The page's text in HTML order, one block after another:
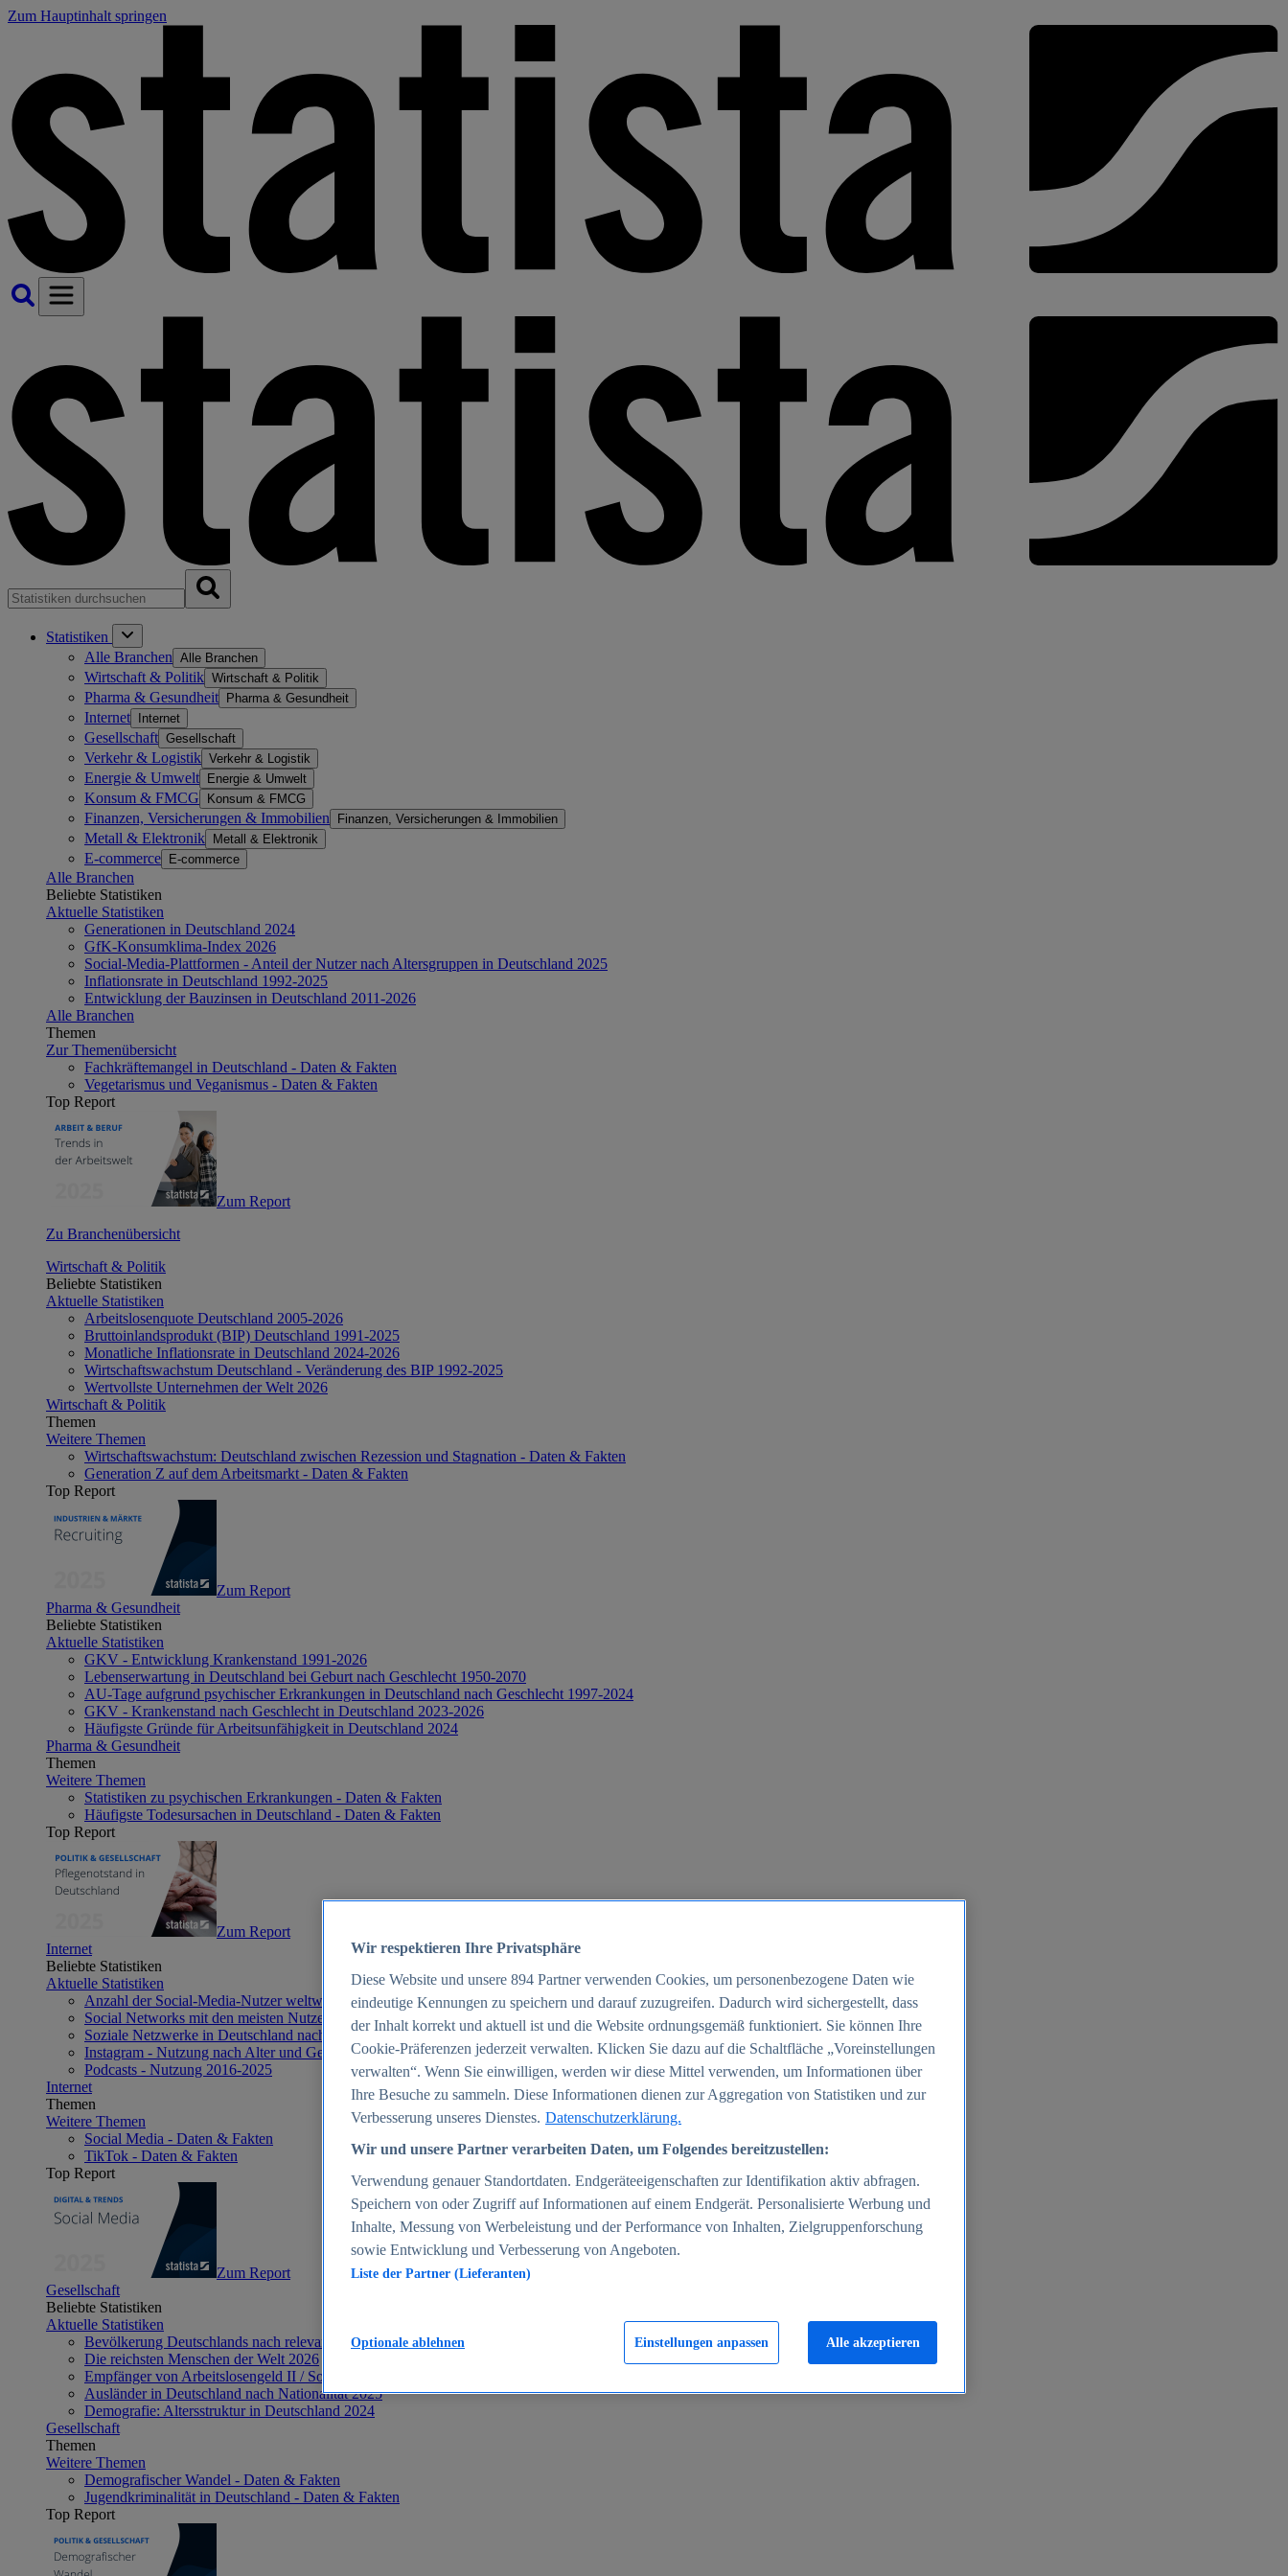
Zum Hauptinhalt springen
Statistiken
Alle Branchen Alle Branchen
Wirtschaft & Politik Wirtschaft & Politik
Pharma & Gesundheit Pharma & Gesundheit
Internet Internet
Gesellschaft Gesellschaft
Verkehr & Logistik Verkehr & Logistik
Energie & Umwelt Energie & Umwelt
Konsum & FMCG Konsum & FMCG
Finanzen, Versicherungen & Immobilien Finanzen, Versicherungen & Immobilien
Metall & Elektronik Metall & Elektronik
E-commerce E-commerce
Alle Branchen
Beliebte Statistiken
Aktuelle Statistiken
Generationen in Deutschland 2024
GfK-Konsumklima-Index 2026
Social-Media-Plattformen - Anteil der Nutzer nach Altersgruppen in Deutschland 2025
Inflationsrate in Deutschland 1992-2025
Entwicklung der Bauzinsen in Deutschland 2011-2026
Alle Branchen
Themen
Zur Themenübersicht
Fachkräftemangel in Deutschland - Daten & Fakten
Vegetarismus und Veganismus - Daten & Fakten
Top Report
Zum Report
Zu Branchenübersicht
Wirtschaft & Politik
Beliebte Statistiken
Aktuelle Statistiken
Arbeitslosenquote Deutschland 2005-2026
Bruttoinlandsprodukt (BIP) Deutschland 1991-2025
Monatliche Inflationsrate in Deutschland 2024-2026
Wirtschaftswachstum Deutschland - Veränderung des BIP 1992-2025
Wertvollste Unternehmen der Welt 2026
Wirtschaft & Politik
Themen
Weitere Themen
Wirtschaftswachstum: Deutschland zwischen Rezession und Stagnation - Daten & Fakten
Generation Z auf dem Arbeitsmarkt - Daten & Fakten
Top Report
Zum Report
Pharma & Gesundheit
Beliebte Statistiken
Aktuelle Statistiken
GKV - Entwicklung Krankenstand 1991-2026
Lebenserwartung in Deutschland bei Geburt nach Geschlecht 1950-2070
AU-Tage aufgrund psychischer Erkrankungen in Deutschland nach Geschlecht 1997-2024
GKV - Krankenstand nach Geschlecht in Deutschland 2023-2026
Häufigste Gründe für Arbeitsunfähigkeit in Deutschland 2024
Pharma & Gesundheit
Themen
Weitere Themen
Statistiken zu psychischen Erkrankungen - Daten & Fakten
Häufigste Todesursachen in Deutschland - Daten & Fakten
Top Report
Zum Report
Internet
Beliebte Statistiken
Aktuelle Statistiken
Anzahl der Social-Media-Nutzer weltweit 2012-2025
Social Networks mit den meisten Nutzern weltweit 2025
Soziale Netzwerke in Deutschland nach Generationen 2025
Instagram - Nutzung nach Alter und Geschlecht in Deutschland 2025
Podcasts - Nutzung 2016-2025
Internet
Themen
Weitere Themen
Social Media - Daten & Fakten
TikTok - Daten & Fakten
Top Report
Zum Report
Gesellschaft
Beliebte Statistiken
Aktuelle Statistiken
Bevölkerung Deutschlands nach relevanten Altersgruppen 2024
Die reichsten Menschen der Welt 2026
Empfänger von Arbeitslosengeld II / Sozialgeld / Bürgergeld in Deutschland 2005-2025
Ausländer in Deutschland nach Nationalität 2025
Demografie: Altersstruktur in Deutschland 2024
Gesellschaft
Themen
Weitere Themen
Demografischer Wandel - Daten & Fakten
Jugendkriminalität in Deutschland - Daten & Fakten
Top Report
Wir respektieren Ihre Privatsphäre
Diese Website und unsere 894 Partner verwenden Cookies, um personenbezogene Daten wie
eindeutige Kennungen zu speichern und darauf zuzugreifen. Dadurch wird sichergestellt, dass
der Inhalt korrekt und aktuell ist und die Website ordnungsgemäß funktioniert. Sie können Ihre
Cookie-Präferenzen jederzeit verwalten. Klicken Sie dazu auf die Schaltfläche „Voreinstellungen
verwalten“. Wenn Sie einwilligen, werden wir diese Mittel verwenden, um Informationen über
Ihre Besuche zu sammeln. Diese Informationen dienen zur Aggregation von Statistiken und zur
Verbesserung unseres Dienstes. Datenschutzerklärung.
Wir und unsere Partner verarbeiten Daten, um Folgendes bereitzustellen:
Verwendung genauer Standortdaten. Endgeräteeigenschaften zur Identifikation aktiv abfragen.
Speichern von oder Zugriff auf Informationen auf einem Endgerät. Personalisierte Werbung und
Inhalte, Messung von Werbeleistung und der Performance von Inhalten, Zielgruppenforschung
sowie Entwicklung und Verbesserung von Angeboten.
Liste der Partner (Lieferanten)
Einstellungen anpassen
Optionale ablehnen Alle akzeptieren